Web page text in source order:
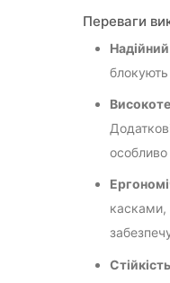
Переваги
касками,